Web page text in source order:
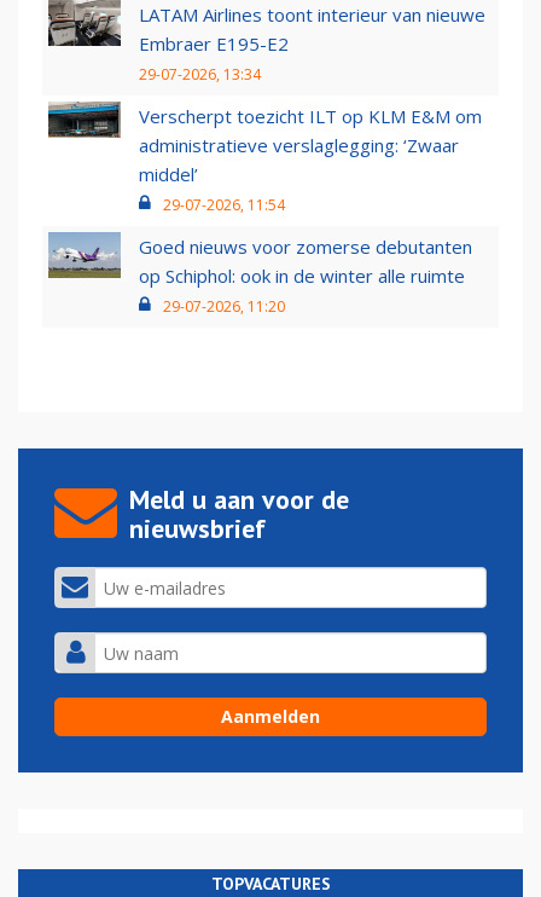
LATAM Airlines toont interieur van nieuwe
Embraer E195-E2
29-07-2026, 13:34
Verscherpt toezicht ILT op KLM E&M om
administratieve verslaglegging: ‘Zwaar
middel’
29-07-2026, 11:54
Goed nieuws voor zomerse debutanten
op Schiphol: ook in de winter alle ruimte
29-07-2026, 11:20
Meld u aan voor de
nieuwsbrief
TOPVACATURES